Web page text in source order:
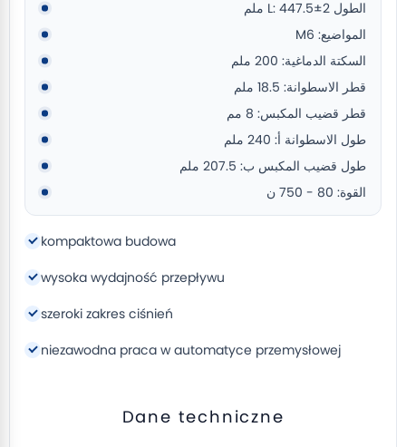
الطول L: 447.5±2 ملم
المواضيع: M6
السكتة الدماغية: 200 ملم
قطر الاسطوانة: 18.5 ملم
قطر قضيب المكبس: 8 مم
طول الاسطوانة أ: 240 ملم
طول قضيب المكبس ب: 207.5 ملم
القوة: 80 - 750 ن
kompaktowa budowa
wysoka wydajność przepływu
szeroki zakres ciśnień
niezawodna praca w automatyce przemysłowej
Dane techniczne